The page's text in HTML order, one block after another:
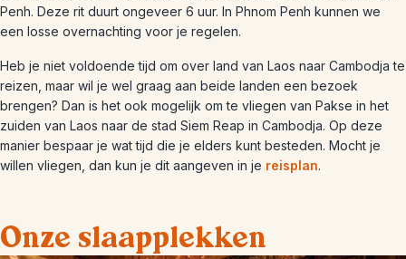
Penh. Deze rit duurt ongeveer 6 uur. In Phnom Penh kunnen we
een losse overnachting voor je regelen.
Heb je niet voldoende tijd om over land van Laos naar Cambodja te
reizen, maar wil je wel graag aan beide landen een bezoek
brengen? Dan is het ook mogelijk om te vliegen van Pakse in het
zuiden van Laos naar de stad Siem Reap in Cambodja. Op deze
manier bespaar je wat tijd die je elders kunt besteden. Mocht je
willen vliegen, dan kun je dit aangeven in je reisplan.
Onze slaapplekken